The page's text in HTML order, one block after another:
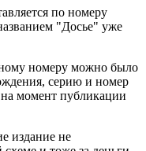
по номеру
"Досье" уже
номеру можно было
серию и номер
момент публикации
издание не